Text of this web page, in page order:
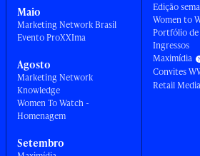
Maio
Marketing Network Brasil
Evento ProXXIma
Agosto
Marketing Network
Knowledge
Women To Watch -
Homenagem
Setembro
Edição
Women to
Portfólio de
Ingressos
Maximídia
Convites
Retail Media